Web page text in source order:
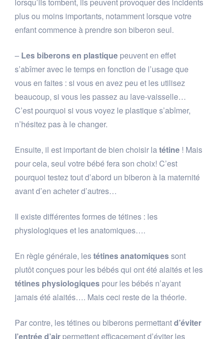
lorsqu’ils tombent, ils peuvent provoquer des incidents
plus ou moins importants, notamment lorsque votre
enfant commence à prendre son biberon seul.
– Les biberons en plastique peuvent en effet
s’abîmer avec le temps en fonction de l’usage que
vous en faites : si vous en avez peu et les utilisez
beaucoup, si vous les passez au lave-vaisselle…
C’est pourquoi si vous voyez le plastique s’abîmer,
n’hésitez pas à le changer.
Ensuite, il est important de bien choisir latétine ! Mais
pour cela, seul votre bébé fera son choix! C’est
pourquoi testez tout d’abord un biberon à la maternité
avant d’en acheter d’autres…
Il existe différentes formes de tétines : les
physiologiques et les anatomiques….
En règle générale, lestétines anatomiquessont
plutôt conçues pour les bébés qui ont été alaités et les
tétines physiologiques pour les bébés n’ayant
jamais été alaités…. Mais ceci reste de la théorie.
Par contre, les tétines ou biberons permettantd’éviter
l’entrée d’air permettent efficacement d’éviter les